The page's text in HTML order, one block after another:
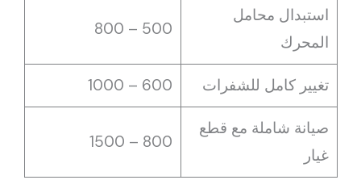
استبدال محامل
المحرك
500 – 800
تغيير كامل للشفرات 600 – 1000
صيانة شاملة مع قطع
غيار
800 – 1500